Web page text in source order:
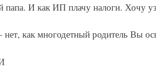
папа. И как ИП плачу налоги. Хочу
как многодетный родитель Вы